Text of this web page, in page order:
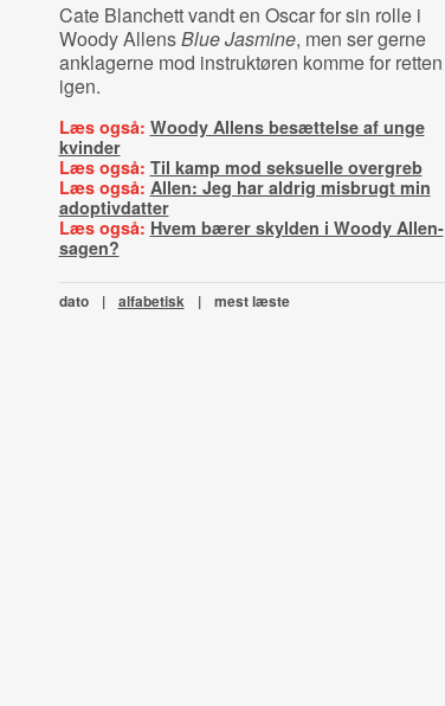
Cate Blanchett vandt en Oscar for sin rolle i
Woody AllensBlue Jasmine, men ser gerne
anklagerne mod instruktøren komme for retten
igen.
Læs også: Woody Allens besættelse af unge
kvinder
Læs også: Til kamp mod seksuelle overgreb
Læs også: Allen: Jeg har aldrig misbrugt min
adoptivdatter
Læs også: Hvem bærer skylden i Woody Allen-
sagen?
dato | alfabetisk | mest læste